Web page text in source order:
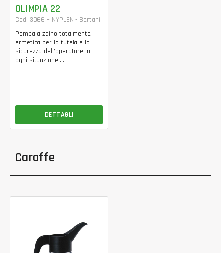
OLIMPIA 22
Cod. 3066 – NYPLEN - Bertani
Pompa a zaino totalmente
ermetica per la tutela e la
sicurezza dell’operatore in
ogni situazione....
DETTAGLI
Caraffe